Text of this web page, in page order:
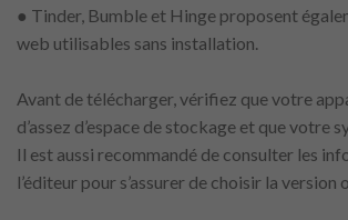
● Tinder, Bumble et Hinge proposent
web utilisables sans installation.
Avant de télécharger, vérifiez que votre
d’assez d’espace de stockage et que votre
Il est aussi recommandé de consulter les
l’éditeur pour s’assurer de choisir la